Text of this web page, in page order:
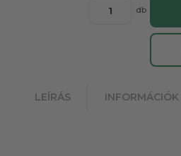
db
LEÍRÁS INFORMÁCIÓK